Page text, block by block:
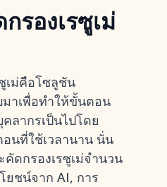
รองเรซูเม่
เม่คือโซลูชัน
าเพื่อทำให้ขั้นตอน
ลากรเป็นไปโดย
นที่ใช้เวลานาน นั่น
ดกรองเรซูเม่จำนวน
ยชน์จาก AI, การ